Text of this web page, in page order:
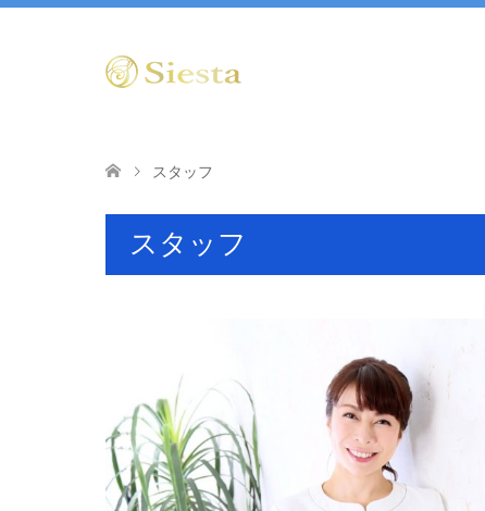
スタッフ
スタッフ